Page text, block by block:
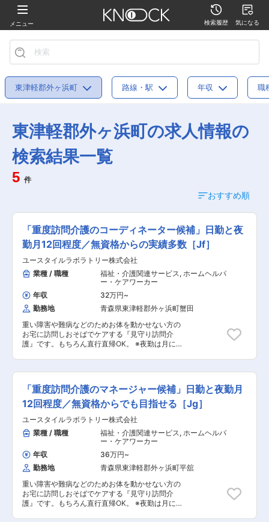
メニュー 検索履歴 気になる
東津軽郡外ヶ浜町 路線・駅 年収 職
東津軽郡外ヶ浜町の求人情報の
検索結果一覧
5 件
おすすめ順
「重度訪問介護のコーディネーター候補」日勤と夜
勤月12回程度／無資格からの実績多数［Jf］
ユースタイルラボラトリー株式会社
業種 / 職種
福祉・介護関連サービス, ホームヘルパ
ー・ケアワーカー
年収
32万円~
勤務地
青森県東津軽郡外ヶ浜町蟹田
重い障害や難病などのためお体を動かせない方の
お宅に訪問しおそばでケアする『見守り訪問介
護』です。もちろん直行直帰OK。 ※夜勤は月に
方のご自宅へ伺い、生命と生活を支える、障害福
祉をメインとした訪問介護ケアのお仕事です。 ◎
ケアスタッフ業務 障がい者の方、高齢者の方、一
人ひとりに必要なケアを行っていく、専門的な介
護職です。 研修を通して、需要が非常に高い「医
療的ケア」ができるプロフェッショナルな介護士
としても成長できます。 人の役に立つ仕事をして
いきたい方、お待ちしております！ ・見守り ・
生活介助： 家事援助（洗濯、掃除、料理） ・身
体介護： 起床・就寝・入浴・食事の介助 ・外出
時の同行支援 ・医療的ケア： たんの吸引、経管
栄養（胃ろう・腸ろう） ・介護記録の記入 など
◎サービス提供責任者・コーディネーター業務 一
緒にお仕事をするスタッフさんのシフト管理や教
育など働きやすい環境を整えるお仕事を主にお願
いします。 質問や相談などを気軽に受けられる頼
「重度訪問介護のマネージャー候補」日勤と夜勤月
12回程度／無資格からでも目指せる［Jg］
ユースタイルラボラトリー株式会社
業種 / 職種
福祉・介護関連サービス, ホームヘルパ
ー・ケアワーカー
年収
36万円~
勤務地
青森県東津軽郡外ヶ浜町平舘
重い障害や難病などのためお体を動かせない方の
お宅に訪問しおそばでケアする『見守り訪問介
護』です。もちろん直行直帰OK。 ※夜勤は月に